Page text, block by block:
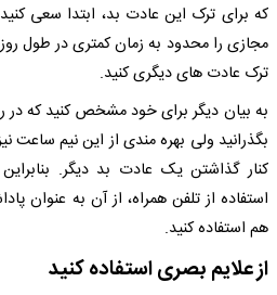
که برای ترک این عادت بد، ابتدا سعی
مجازی را محدود به زمان کمتری در طول
ترک عادت های دیگری کنید.
به بیان دیگر برای خود مشخص کنید که
بگذرانید ولی بهره مندی از این نیم
کنار گذاشتن یک عادت بد دیگر.
استفاده از تلفن همراه، از آن به عنوان
هم استفاده کنید.
از علایم بصری استفاده کنید